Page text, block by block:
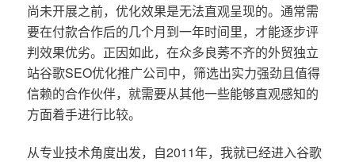
尚未开展之前，优化效果是无法直观呈现的。通常需
要在付款合作后的几个月到一年时间里，才能逐步评
判效果优劣。正因如此，在众多良莠不齐的外贸独立
站谷歌SEO优化推广公司中，筛选出实力强劲且值得
信赖的合作伙伴，就需要从其他一些能够直观感知的
方面着手进行比较。
从专业技术角度出发，自2011年，我就已经进入谷歌